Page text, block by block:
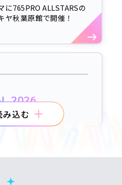
765PRO ALLSTARSの
ヤ秋葉原館で開催！
2026
レを飾る
み込む